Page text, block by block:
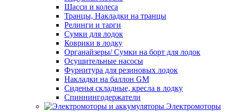
Шасси и колеса
Транцы, Накладки на транцы
Релинги и тарги
Сумки для лодок
Коврики в лодку
Органайзеры/ Сумки на борт для лодок
Осушительные насосы
Фурнитура для резиновых лодок
Накладки на баллон GM
Сиденья складные, кресла в лодку
Спиннингодержатели
Электромоторы